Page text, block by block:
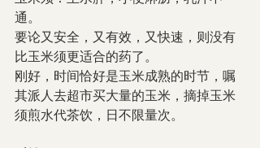
通。
要论又安全，又有效，又快速，则没有
比玉米须更适合的药了。
刚好，时间恰好是玉米成熟的时节，嘱
其派人去超市买大量的玉米，摘掉玉米
须煎水代茶饮，日不限量次。